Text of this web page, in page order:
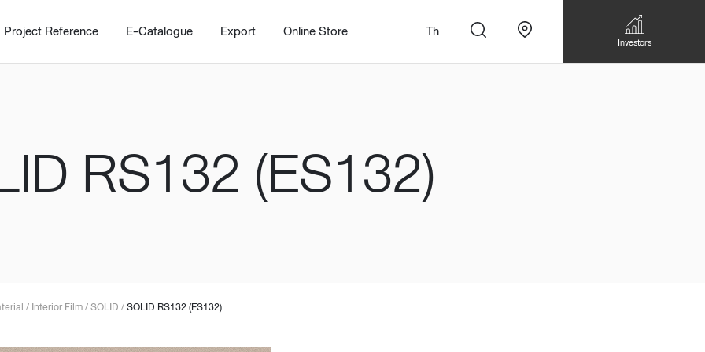
Dining room
Wordrobe
Project Reference E-Catalogue Export Online Store Th
Investors
RS132 (ES132)
/Interior Film/SOLID/SOLID RS132 (ES132)